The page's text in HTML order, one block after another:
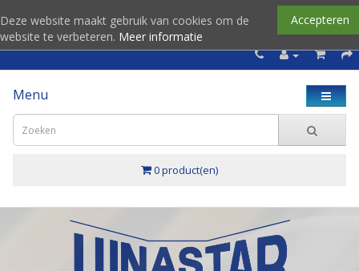
Accepteren
Deze website maakt gebruik van cookies om de
website te verbeteren. Meer informatie
Menu
0 product(en)